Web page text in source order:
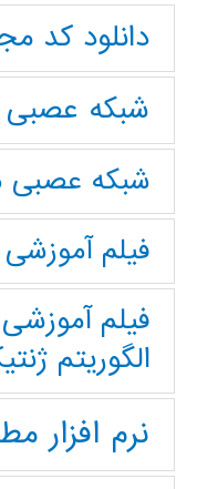
دانلود کد
شبکه عصبی
شبکه عصبی
فیلم آموزشی
فیلم
الگوریتم
نرم افزار